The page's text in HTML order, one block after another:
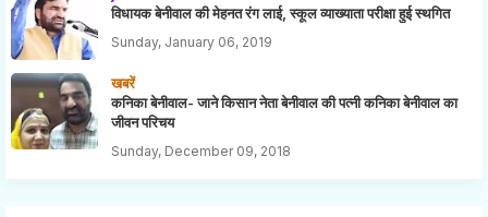
विधायक बेनीवाल की मेहनत रंग लाई, स्कूल व्याख्याता परीक्षा हुई स्थगित
Sunday, January 06, 2019
खबरें
कनिका बेनीवाल- जाने किसान नेता बेनीवाल की पत्नी कनिका बेनीवाल का
जीवन परिचय
Sunday, December 09, 2018